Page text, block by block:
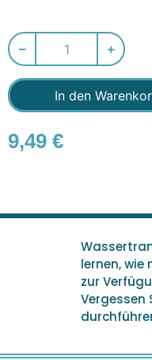
In den
9,49 €
lernen,
zur
Vergessen